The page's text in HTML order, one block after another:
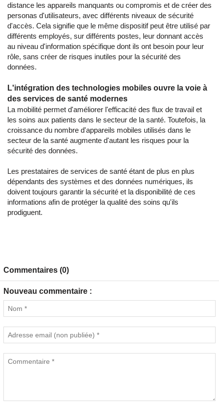
distance les appareils manquants ou compromis et de créer des
personas d'utilisateurs, avec différents niveaux de sécurité
d'accès. Cela signifie que le même dispositif peut être utilisé par
différents employés, sur différents postes, leur donnant accès
au niveau d'information spécifique dont ils ont besoin pour leur
rôle, sans créer de risques inutiles pour la sécurité des
données.
L'intégration des technologies mobiles ouvre la voie à
des services de santé modernes
La mobilité permet d'améliorer l'efficacité des flux de travail et
les soins aux patients dans le secteur de la santé. Toutefois, la
croissance du nombre d'appareils mobiles utilisés dans le
secteur de la santé augmente d'autant les risques pour la
sécurité des données.
Les prestataires de services de santé étant de plus en plus
dépendants des systèmes et des données numériques, ils
doivent toujours garantir la sécurité et la disponibilité de ces
informations afin de protéger la qualité des soins qu'ils
prodiguent.
Commentaires (0)
Nouveau commentaire :